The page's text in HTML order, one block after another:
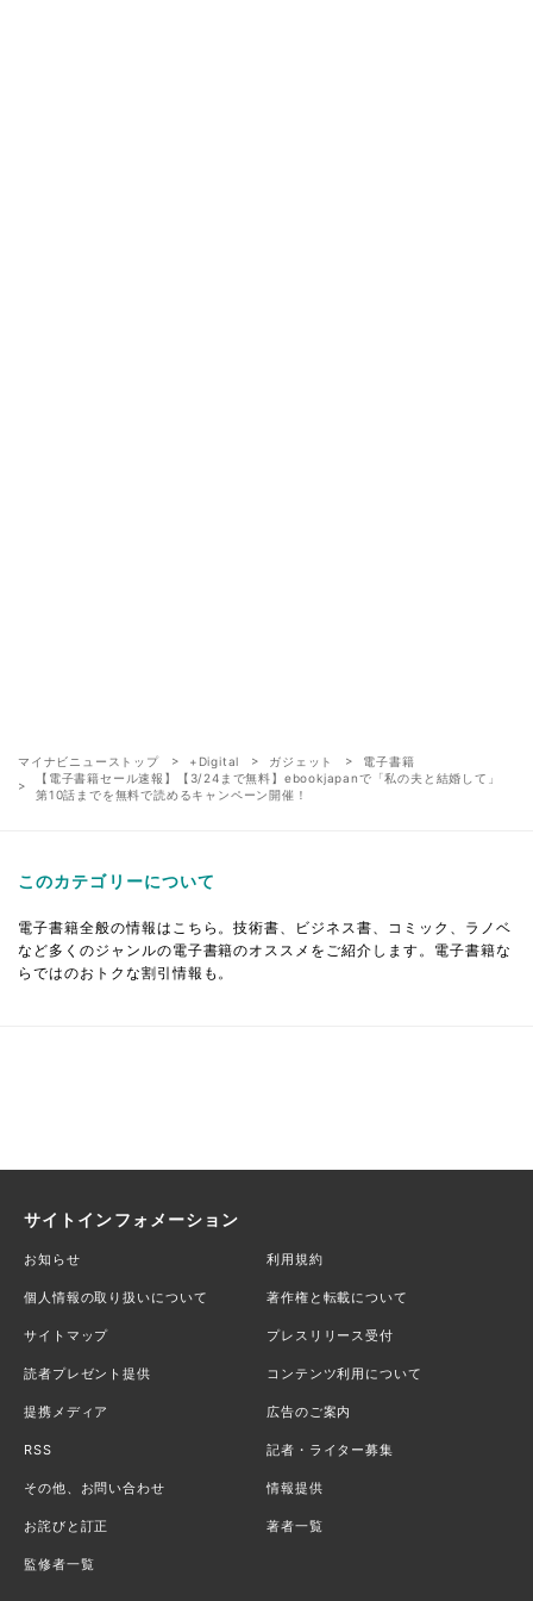
マイナビニューストップ +Digital ガジェット
電子書籍
【電子書籍セール速報】【3/24まで無料】ebookjapanで「私の夫と結婚して」
第10話までを無料で読めるキャンペーン開催！
このカテゴリーについて
電子書籍全般の情報はこちら。技術書、ビジネス書、コミック、ラノベ
など多くのジャンルの電子書籍のオススメをご紹介します。電子書籍な
らではのおトクな割引情報も。
サイトインフォメーション
お知らせ 利用規約
個人情報の取り扱いについて 著作権と転載について
サイトマップ プレスリリース受付
読者プレゼント提供 コンテンツ利用について
提携メディア 広告のご案内
RSS 記者・ライター募集
その他、お問い合わせ 情報提供
お詫びと訂正 著者一覧
監修者一覧